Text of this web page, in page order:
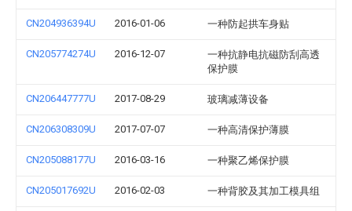
CN204936394U 2016-01-06 一种防起拱车身贴
CN205774274U 2016-12-07
一种抗静电抗磁防刮高透
保护膜
CN206447777U 2017-08-29 玻璃减薄设备
CN206308309U 2017-07-07 一种高清保护薄膜
CN205088177U 2016-03-16 一种聚乙烯保护膜
CN205017692U 2016-02-03 一种背胶及其加工模具组